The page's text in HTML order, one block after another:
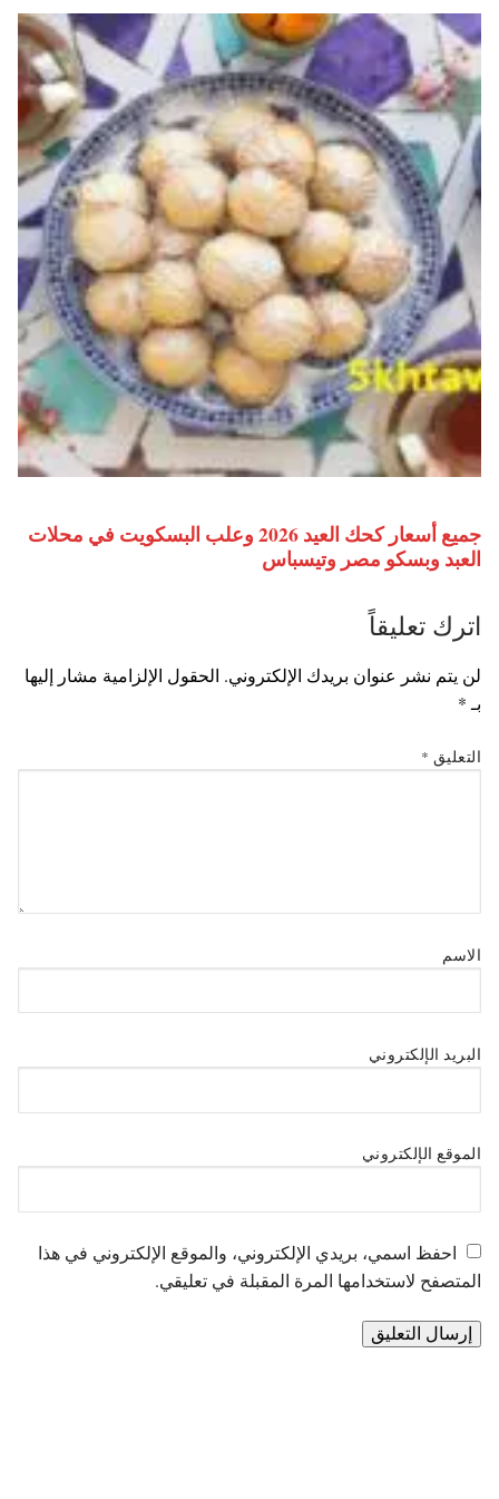
جميع أسعار كحك العيد 2026 وعلب البسكويت في محلات
العبد وبسكو مصر وتيسباس
اترك تعليقاً
لن يتم نشر عنوان بريدك الإلكتروني. الحقول الإلزامية مشار إليها
بـ *
التعليق *
الاسم
البريد الإلكتروني
الموقع الإلكتروني
احفظ اسمي، بريدي الإلكتروني، والموقع الإلكتروني في هذا
المتصفح لاستخدامها المرة المقبلة في تعليقي.